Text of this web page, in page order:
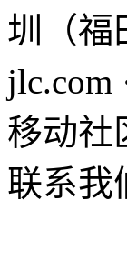
圳（福
jlc.com
移动社
联系我